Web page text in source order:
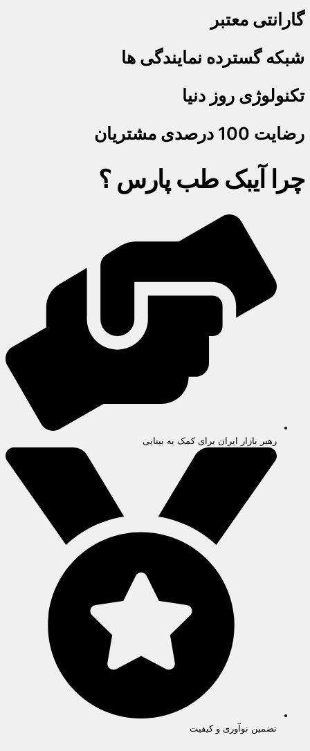
گارانتی معتبر
شبکه گسترده نمایندگی ها
تکنولوژی روز دنیا
رضایت 100 درصدی مشتریان
چرا آیبک طب پارس ؟
رهبر بازار ایران برای کمک به بینایی
تضمین نوآوری و کیفیت